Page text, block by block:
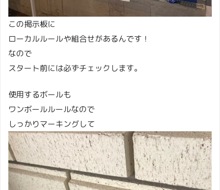
この掲示板に
ローカルルールや組合せがあるんです！
なので
スタート前には必ずチェックします。
使用するボールも
ワンボールルールなので
しっかりマーキングして